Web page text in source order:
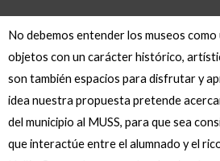
No debemos entender los museos
objetos con un carácter histórico,
son también espacios para disfrutar y
idea nuestra propuesta pretende
del municipio al MUSS, para que sea
que interactúe entre el alumnado y el